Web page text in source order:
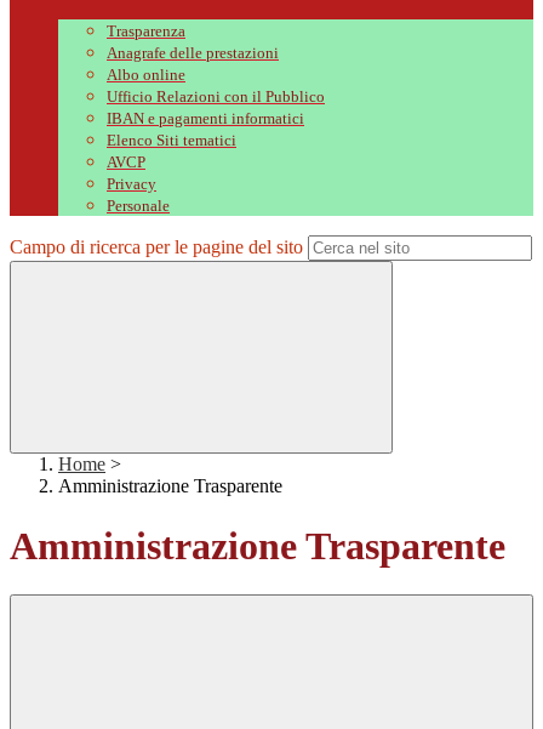
Trasparenza
Anagrafe delle prestazioni
Albo online
Ufficio Relazioni con il Pubblico
IBAN e pagamenti informatici
Elenco Siti tematici
AVCP
Privacy
Personale
Campo di ricerca per le pagine del sito
Home >
Amministrazione Trasparente
Amministrazione Trasparente